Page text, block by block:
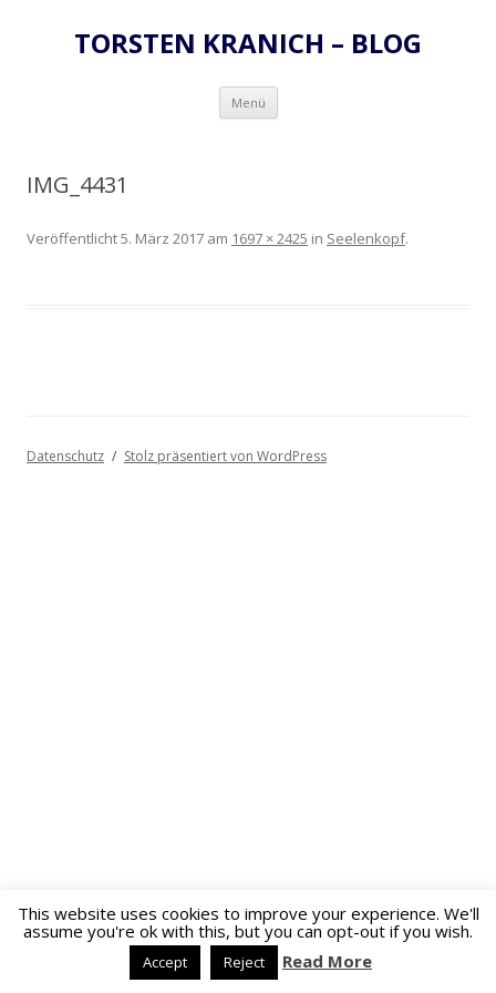
TORSTEN KRANICH – BLOG
Menü Zum
springen
IMG_4431
Veröffentlicht5. März 2017 am 1697 × 2425 in Seelenkopf.
Datenschutz Stolz präsentiert von WordPress
This website uses cookies to improve your experience. We'll
assume you're ok with this, but you can opt-out if you wish.
Accept Reject Read More